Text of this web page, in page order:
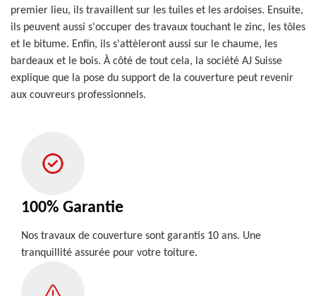
premier lieu, ils travaillent sur les tuiles et les ardoises. Ensuite,
ils peuvent aussi s'occuper des travaux touchant le zinc, les tôles
et le bitume. Enfin, ils s'attèleront aussi sur le chaume, les
bardeaux et le bois. À côté de tout cela, la société AJ Suisse
explique que la pose du support de la couverture peut revenir
aux couvreurs professionnels.
100% Garantie
Nos travaux de couverture sont garantis 10 ans. Une
tranquillité assurée pour votre toiture.